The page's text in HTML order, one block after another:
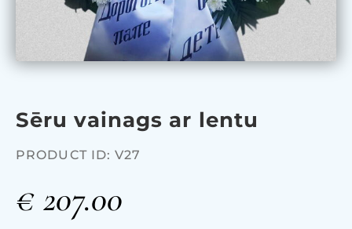
Sēru vainags ar lentu
PRODUCT ID: V27
€ 207.00